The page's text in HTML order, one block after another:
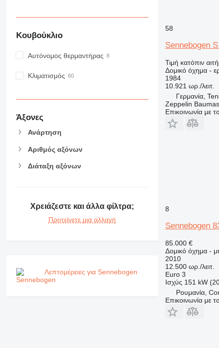
Κουβούκλιο
Αυτόνομος θερμαντήρας
Κλιματισμός
Άξονες
Ανάρτηση
Αριθμός αξόνων
Διάταξη αξόνων
Χρειάζεστε και άλλα φίλτρα;
Προτείνετε μια αλλαγή
Λεπτομέρειες για Sennebogen
58
Sennebogen
Τιμή κατόπιν
Δομικό όχημα -
1984
10.921 ωρ./λειτ.
Γερμανία,
Zeppelin
Επικοινωνία με
8
Sennebogen
85.000 €
Δομικό όχημα -
2010
12.500 ωρ./λειτ.
Euro 3
Ισχύς 151 kW
Ρουμανία,
Επικοινωνία με